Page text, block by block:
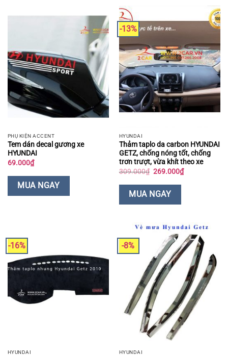
PHỤ KIỆN ACCENT
Tem dán decal gương xe
HYUNDAI
69.000₫
MUA NGAY
-13%
HYUNDAI
Thảm taplo da carbon HYUNDAI
GETZ, chống nóng tốt, chống
trơn trượt, vừa khít theo xe
309.000₫ Giá
là:
309.000₫.
269.000₫Giá
hiện
MUA NGAY
-16%
HYUNDAI
-8%
HYUNDAI